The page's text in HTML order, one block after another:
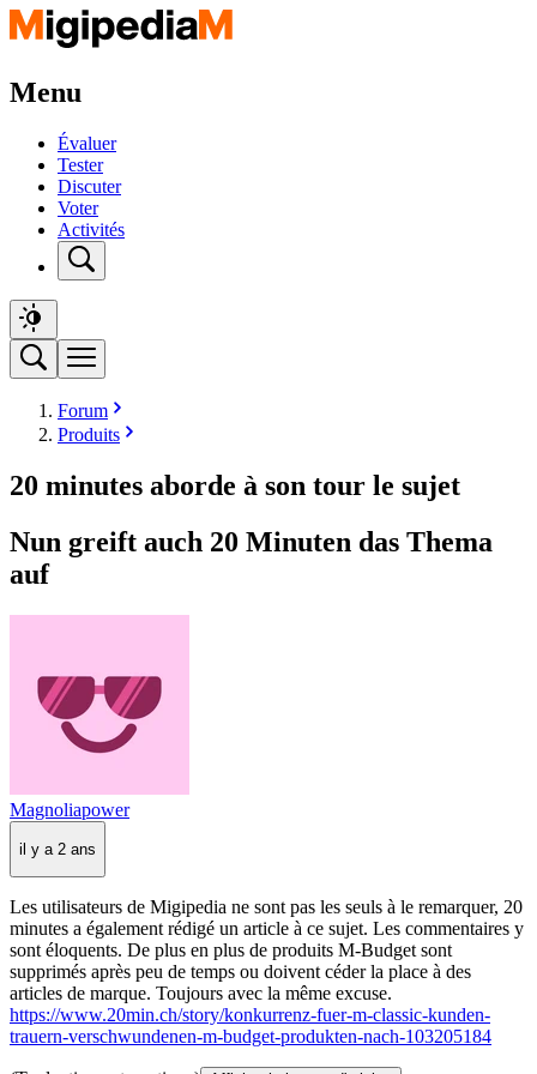
Menu
Évaluer
Tester
Discuter
Voter
Activités
Forum
Produits
20 minutes aborde à son tour le sujet
Nun greift auch 20 Minuten das Thema
auf
Magnoliapower
il y a 2 ans
Les utilisateurs de Migipedia ne sont pas les seuls à le remarquer, 20
minutes a également rédigé un article à ce sujet. Les commentaires y
sont éloquents. De plus en plus de produits M-Budget sont
supprimés après peu de temps ou doivent céder la place à des
articles de marque. Toujours avec la même excuse.
https://www.20min.ch/story/konkurrenz-fuer-m-classic-kunden-
trauern-verschwundenen-m-budget-produkten-nach-103205184